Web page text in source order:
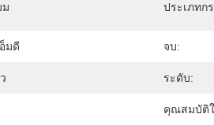
ม ประเภทก
มดี จบ:
ระดับ:
คุณสมบัติ